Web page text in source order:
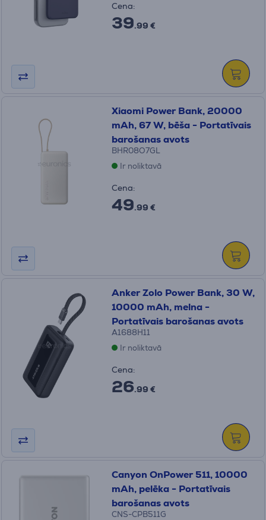
Cena:
39.99 €
Xiaomi Power Bank, 20000
mAh, 67 W, bēša - Portatīvais
barošanas avots
BHR08O7GL
Ir noliktavā
Cena:
49.99 €
Anker Zolo Power Bank, 30 W,
10000 mAh, melna -
Portatīvais barošanas avots
A1688H11
Ir noliktavā
Cena:
26.99 €
Canyon OnPower 511, 10000
mAh, pelēka - Portatīvais
barošanas avots
CNS-CPB511G